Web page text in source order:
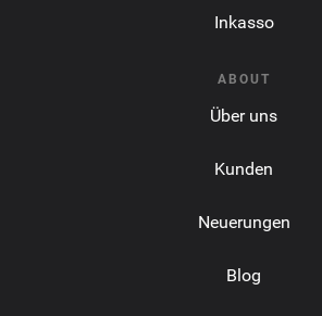
Inkasso
ABOUT
Über uns
Kunden
Neuerungen
Blog